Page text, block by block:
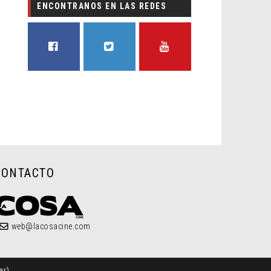
ENCONTRANOS EN LAS REDES
web@lacosacine.com